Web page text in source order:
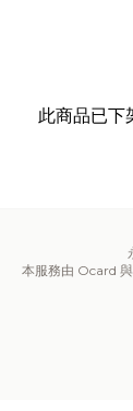
此商品已下
本服務由 Ocard